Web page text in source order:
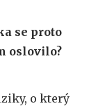
se proto
oslovilo?
o který